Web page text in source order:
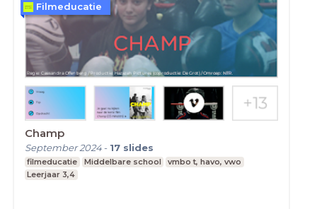
Champ
September 2024- 17 slides
filmeducatie Middelbare school
vmbo t, havo, vwo
Leerjaar 3,4
Filmeducatie